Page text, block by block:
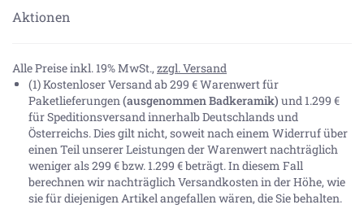
Aktionen
Alle Preise inkl. 19% MwSt., zzgl. Versand
(1) Kostenloser Versand ab 299 € Warenwert für
Paketlieferungen(ausgenommen Badkeramik) und 1.299 €
für Speditionsversand innerhalb Deutschlands und
Österreichs. Dies gilt nicht, soweit nach einem Widerruf über
einen Teil unserer Leistungen der Warenwert nachträglich
weniger als 299 € bzw. 1.299 € beträgt. In diesem Fall
berechnen wir nachträglich Versandkosten in der Höhe, wie
sie für diejenigen Artikel angefallen wären, die Sie behalten.